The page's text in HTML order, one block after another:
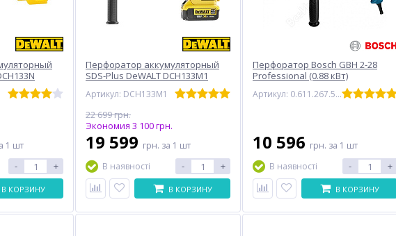
1 шт
- +
В КОРЗИНУ
Перфоратор аккумуляторный
SDS-Plus DeWALT DCH133M1
Артикул: DCH133M1
22 699 грн.
Экономия 3 100 грн.
19 599 грн. за 1 шт
В наявності
- +
В КОРЗИНУ
Перфоратор Bosch GBH 2-28
Professional (0.88 кВт)
Артикул: 0.611.267.500
10 596 грн. за 1 шт
В наявності
- +
В КОРЗИНУ